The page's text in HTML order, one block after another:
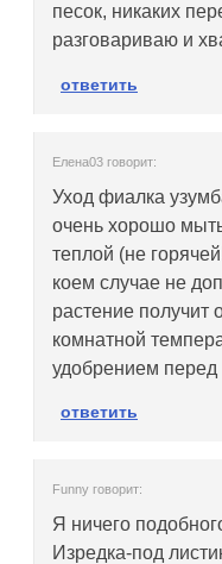
песок, никаких
разговариваю и
ответить
Елена03 говорит:
Уход фиалка
очень хорошо
теплой (не
коем случае не
растение получит
комнатной
удобрением перед
ответить
Funny говорит:
Я ничего
Изредка-под